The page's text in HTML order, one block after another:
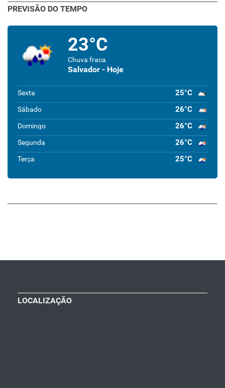
PREVISÃO DO TEMPO
23°C
Chuva fraca
Salvador - Hoje
Sexta 25°C
Sábado 26°C
Domingo 26°C
Segunda 26°C
Terça 25°C
LOCALIZAÇÃO